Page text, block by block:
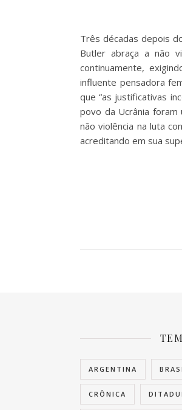
Três décadas depois
Butler abraça a não
continuamente,
influente pensadora
que “as justificativas
povo da Ucrânia foram
não violência na luta
acreditando em sua
ARGENTINA
CRÔNICA